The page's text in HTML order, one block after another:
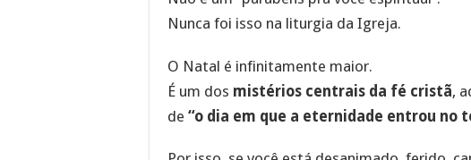
Nunca foi isso na liturgia da Igreja.
O Natal é infinitamente maior.
É um dos mistérios centrais da fé cristã,
de “o dia em que a eternidade entrou no